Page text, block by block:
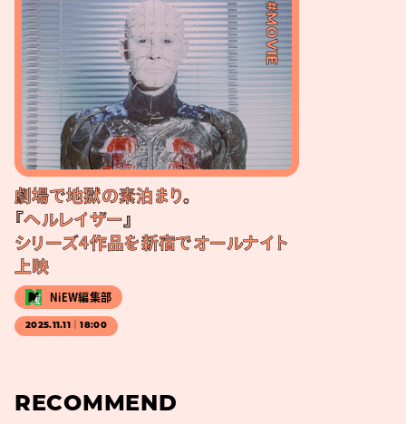
#MOVIE
劇場で地獄の素泊まり。
『ヘルレイザー』
シリーズ4作品を新宿でオールナイト
上映
NiEW編集部
2025.11.11｜18:00
RECOMMEND